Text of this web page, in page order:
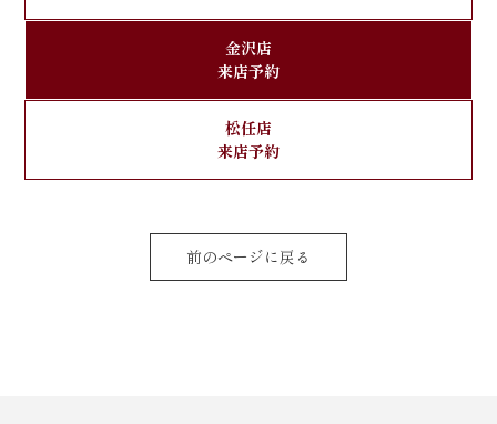
金沢店
来店予約
松任店
来店予約
前のページに戻る